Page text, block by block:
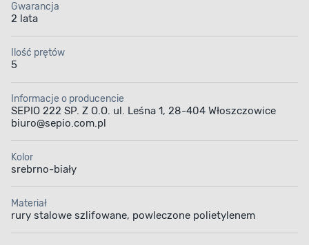
Gwarancja
2 lata
Ilość prętów
5
Informacje o producencie
SEPIO 222 SP. Z O.O. ul. Leśna 1, 28-404 Włoszczowice
biuro@sepio.com.pl
Kolor
srebrno-biały
Materiał
rury stalowe szlifowane, powleczone polietylenem